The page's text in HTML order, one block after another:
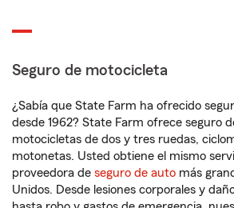
Seguro de motocicleta
¿Sabía que State Farm ha ofrecido
desde 1962? State Farm ofrece seguro
motocicletas de dos y tres ruedas,
motonetas. Usted obtiene el mismo
proveedora de seguro de auto más
Unidos. Desde lesiones corporales y